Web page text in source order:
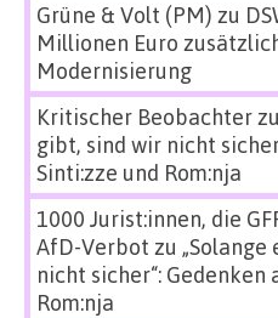
Grüne & Volt (PM) zu
Millionen Euro
Modernisierung
Kritischer Beobachterzu
gibt, sind wir nicht
Sinti:zze und Rom:nja
1000 Jurist:innen, die
AfD-Verbot zu
nicht sicher“: Gedenken
Rom:nja